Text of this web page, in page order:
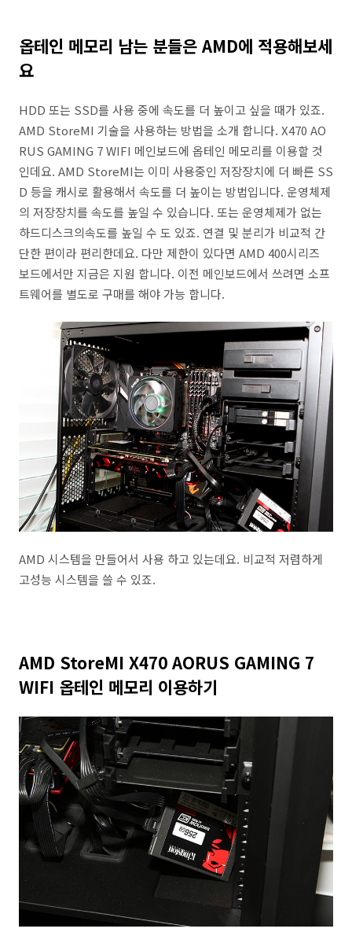
옵테인 메모리 남는 분들은 AMD에 적용해보세
요
HDD 또는 SSD를 사용 중에 속도를 더 높이고 싶을 때가 있죠.
AMD StoreMI 기술을 사용하는 방법을 소개 합니다. X470 AO
RUS GAMING 7 WIFI 메인보드에 옵테인 메모리를 이용할 것
인데요. AMD StoreMI는 이미 사용중인 저장장치에 더 빠른 SS
D 등을 캐시로 활용해서 속도를 더 높이는 방법입니다. 운영체제
의 저장장치를 속도를 높일 수 있습니다. 또는 운영체제가 없는
하드디스크의속도를 높일 수 도 있죠. 연결 및 분리가 비교적 간
단한 편이라 편리한데요. 다만 제한이 있다면 AMD 400시리즈
보드에서만 지금은 지원 합니다. 이전 메인보드에서 쓰려면 소프
트웨어를 별도로 구매를 해야 가능 합니다.
AMD 시스템을 만들어서 사용 하고 있는데요. 비교적 저렴하게
고성능 시스템을 쓸 수 있죠.
AMD StoreMI X470 AORUS GAMING 7
WIFI 옵테인 메모리 이용하기